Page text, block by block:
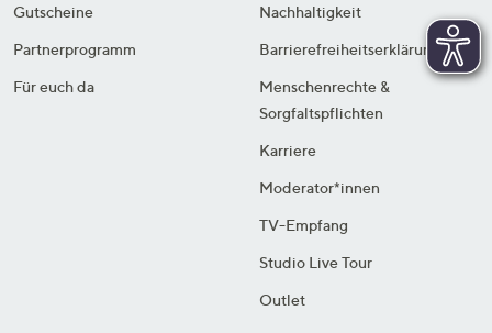
Gutscheine
Partnerprogramm
Für euch da
Nachhaltigkeit
Barrierefreiheitserklärung
Menschenrechte &
Sorgfaltspflichten
Karriere
Moderator*innen
TV-Empfang
Studio Live Tour
Outlet